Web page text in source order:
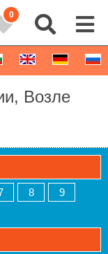
0
Возле
8
9